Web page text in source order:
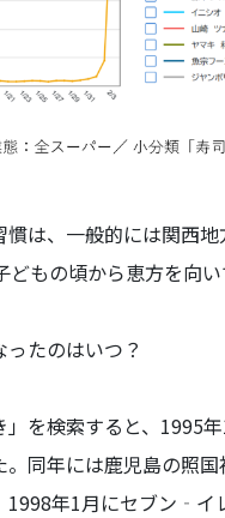
は、一般的には関西
どもの頃から恵方を向
たのはいつ？
を検索すると、1995
同年には鹿児島の照国
年1月にセブン‐イ